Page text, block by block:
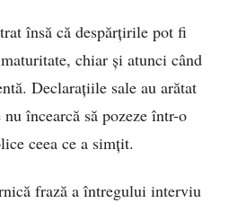
însă că despărțirile pot fi
chiar și atunci când
Declarațiile sale au arătat
încearcă să pozeze într-o
ceea ce a simțit.
frază a întregului interviu